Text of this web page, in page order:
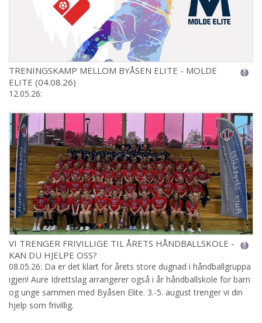
TRENINGSKAMP MELLOM BYÅSEN ELITE - MOLDE
ELITE (04.08.26)
12.05.26:
VI TRENGER FRIVILLIGE TIL ÅRETS HÅNDBALLSKOLE -
KAN DU HJELPE OSS?
08.05.26: Da er det klart for årets store dugnad i håndballgruppa
igjen! Aure Idrettslag arrangerer også i år håndballskole for barn
og unge sammen med Byåsen Elite. 3.-5. august trenger vi din
hjelp som frivillig.